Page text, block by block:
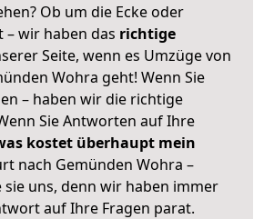
Ob um die Ecke oder
wir haben das richtige
Seite, wenn es Umzüge von
Wohra geht! Wenn Sie
– haben wir die richtige
Sie Antworten auf Ihre
kostet überhaupt mein
nach Gemünden Wohra –
sie uns, denn wir haben immer
auf Ihre Fragen parat.